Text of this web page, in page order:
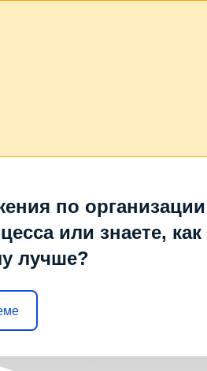
по организации
или знаете, как
лучше?